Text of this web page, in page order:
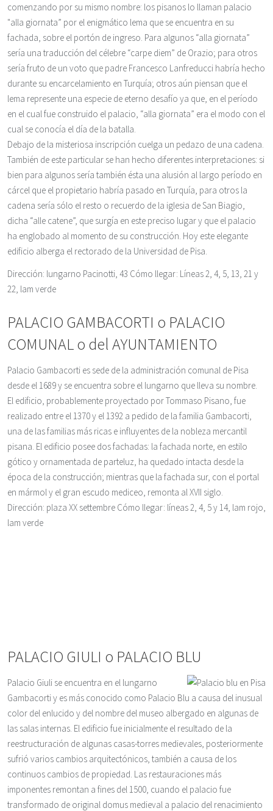
comenzando por su mismo nombre: los pisanos lo llaman palacio
"alla giornata” por el enigmático lema que se encuentra en su
fachada, sobre el portón de ingreso. Para algunos “alla giornata”
sería una traducción del célebre “carpe diem” de Orazio; para otros
sería fruto de un voto que padre Francesco Lanfreducci habría hecho
durante su encarcelamiento en Turquía; otros aún piensan que el
lema represente una especie de eterno desafío ya que, en el período
en el cual fue construido el palacio, “alla giornata” era el modo con el
cual se conocía el día de la batalla.
Debajo de la misteriosa inscripción cuelga un pedazo de una cadena.
También de este particular se han hecho diferentes interpretaciones: si
bien para algunos sería también ésta una alusión al largo período en
cárcel que el propietario habría pasado en Turquía, para otros la
cadena sería sólo el resto o recuerdo de la iglesia de San Biagio,
dicha “alle catene”, que surgía en este preciso lugar y que el palacio
ha englobado al momento de su construcción. Hoy este elegante
edificio alberga el rectorado de la Universidad de Pisa.
Dirección: lungarno Pacinotti, 43 Cómo llegar: Líneas 2, 4, 5, 13, 21 y
22, lam verde
PALACIO GAMBACORTI o PALACIO
COMUNAL o del AYUNTAMIENTO
Palacio Gambacorti es sede de la administración comunal de Pisa
desde el 1689 y se encuentra sobre el lungarno que lleva su nombre.
El edificio, probablemente proyectado por Tommaso Pisano, fue
realizado entre el 1370 y el 1392 a pedido de la familia Gambacorti,
una de las familias más ricas e influyentes de la nobleza mercantil
pisana. El edificio posee dos fachadas: la fachada norte, en estilo
gótico y ornamentada de parteluz, ha quedado intacta desde la
época de la construcción; mientras que la fachada sur, con el portal
en mármol y el gran escudo mediceo, remonta al XVII siglo.
Dirección: plaza XX settembre Cómo llegar: líneas 2, 4, 5 y 14, lam rojo,
lam verde
PALACIO GIULI o PALACIO BLU
Palacio Giuli se encuentra en el lungarno
Gambacorti y es más conocido como Palacio Blu a causa del inusual
color del enlucido y del nombre del museo albergado en algunas de
las salas internas. El edificio fue inicialmente el resultado de la
reestructuración de algunas casas-torres medievales, posteriormente
sufrió varios cambios arquitectónicos, también a causa de los
continuos cambios de propiedad. Las restauraciones más
imponentes remontan a fines del 1500, cuando el palacio fue
transformado de original domus medieval a palacio del renacimiento